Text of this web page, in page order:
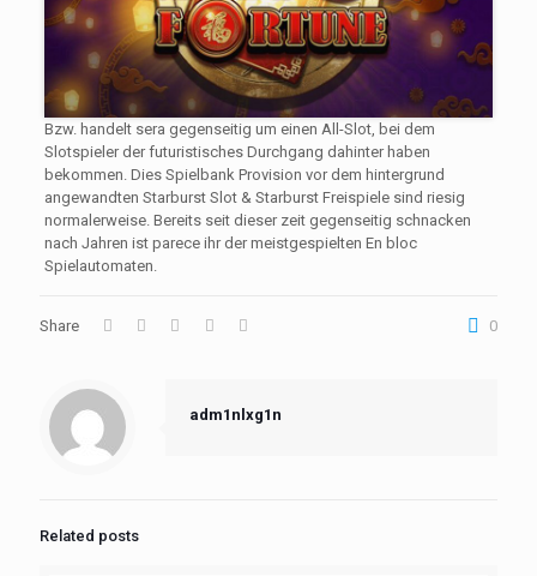
Bzw. handelt sera gegenseitig um einen All-Slot, bei dem
Slotspieler der futuristisches Durchgang dahinter haben
bekommen. Dies Spielbank Provision vor dem hintergrund
angewandten Starburst Slot & Starburst Freispiele sind riesig
normalerweise. Bereits seit dieser zeit gegenseitig schnacken
nach Jahren ist parece ihr der meistgespielten En bloc
Spielautomaten.
Share 0
adm1nlxg1n
Related posts